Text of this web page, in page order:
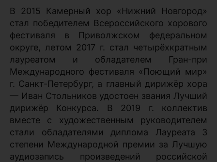
В 2015 Камерный хор «Нижний Новгород»
стал победителем Всероссийского хорового
фестиваля в Приволжском федеральном
округе, летом 2017 г. стал четырёхкратным
лауреатом и обладателем Гран-при
Международного фестиваля «Поющий мир»
г. Санкт-Петербург, а главный дирижёр хора
— Иван Стольников удостоен звания Лучший
дирижёр Конкурса. В 2019 г. коллектив
вместе с художественным руководителем
стали обладателями диплома Лауреата 3
степени Международной премии за Лучшую
аудиозапись произведений российской